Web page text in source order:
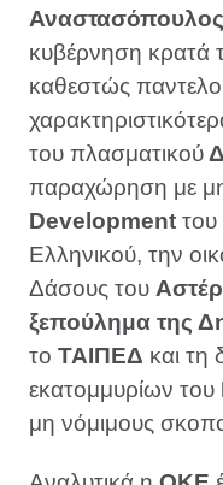
Αναστασόπουλος
κυβέρνηση κρατά
καθεστώς
του πλασματικού
παραχώρηση με
Development
Ελληνικού, την
Δάσους του
ξεπούλημα της
το ΤΑΙΠΕΔ και τη
εκατομμυρίων του
μη νόμιμους